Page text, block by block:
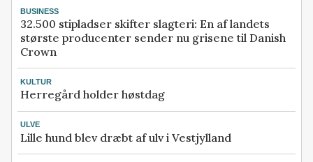
BUSINESS
32.500 stipladser skifter slagteri: En af landets
største producenter sender nu grisene til Danish
Crown
KULTUR
Herregård holder høstdag
ULVE
Lille hund blev dræbt af ulv i Vestjylland